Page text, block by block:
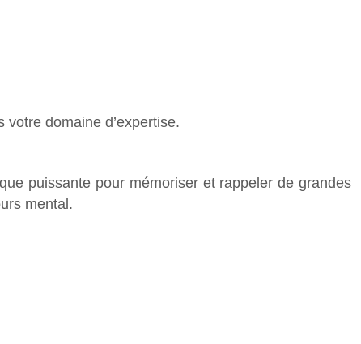
domaine d’expertise.
puissante pour mémoriser et rappeler de grandes
mental.